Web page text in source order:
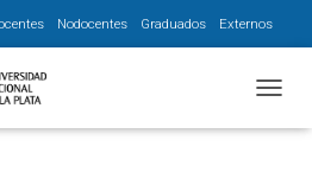
Nodocentes Graduados Externos